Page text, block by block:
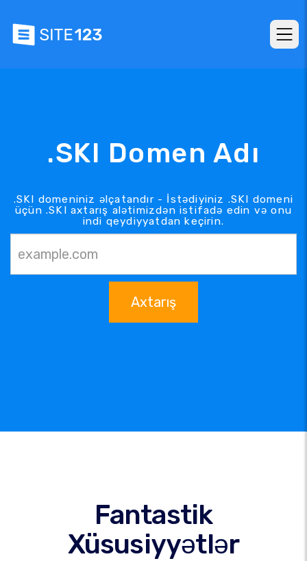
.SKI Domen Adı
.SKI domeniniz əlçatandır - İstədiyiniz .SKI domeni
üçün .SKI axtarış alətimizdən istifadə edin və onu
indi qeydiyyatdan keçirin.
Axtarış
Fantastik
Xüsusiyyətlər